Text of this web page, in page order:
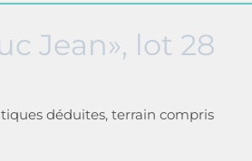
Jean», lot 28
déduites, terrain compris